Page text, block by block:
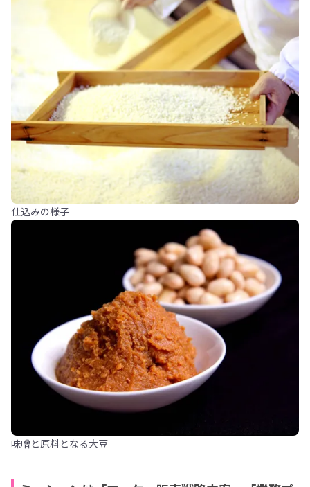
仕込みの様子
味噌と原料となる大豆